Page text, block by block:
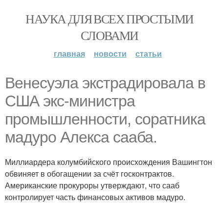
НАУКА ДЛЯ ВСЕХ ПРОСТЫМИ
СЛОВАМИ
главная новости статьи
Венесуэла экстрадировала в
США экс-министра
промышленности, соратника
мадуро Алекса сааба.
Миллиардера колумбийского происхождения Вашингтон
обвиняет в обогащении за счёт госконтрактов.
Американские прокуроры утверждают, что сааб
контролирует часть финансовых активов мадуро.